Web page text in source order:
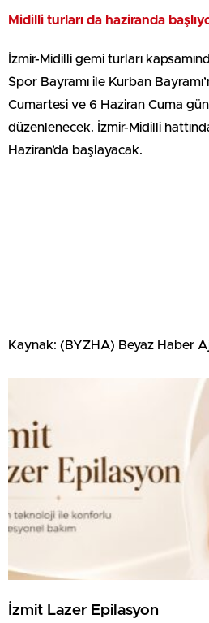
Midilli turları da haziranda
İzmir-Midilli gemi turları
Spor Bayramı ile Kurban
Cumartesi ve 6 Haziran Cuma
düzenlenecek. İzmir-Midilli
Haziran’da başlayacak.
Kaynak: (BYZHA) Beyaz Haber
İzmit Lazer Epilasyon